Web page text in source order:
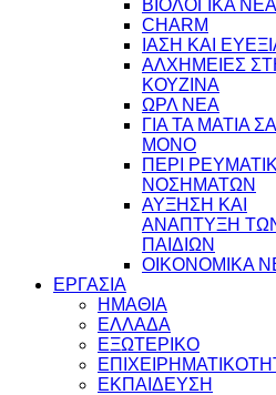
ΒΙΟΛΟΓΙΚΑ ΝΕΑ
CHARM
ΙΑΣΗ ΚΑΙ
ΑΛΧΗΜΕΙΕΣ
ΚΟΥΖΙΝΑ
ΩΡΛ ΝEA
ΓΙΑ ΤΑ ΜΑΤΙΑ
ΜΟΝΟ
ΠΕΡΙ
ΝΟΣΗΜΑΤΩΝ
ΑΥΞΗΣΗ ΚΑΙ
ΑΝΑΠΤΥΞΗ
ΠΑΙΔΙΩΝ
ΟΙΚΟΝΟΜΙΚΑ
ΕΡΓΑΣΙΑ
ΗΜΑΘΙΑ
ΕΛΛΑΔΑ
ΕΞΩΤΕΡΙΚΟ
ΕΚΠΑΙΔΕΥΣΗ